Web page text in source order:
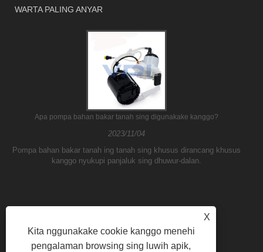
WARTA PALING ANYAR
Apa pompa bahan bakar tanah sing digunakake kanggo?
2023/11/04
Pompa bahan bakar tanah ing tanah sing khusus dirancang khusus
kanggo nyukupi panjaluk sing dhuwur-dalan.
X
Kita nggunakake cookie kanggo menehi
pengalaman browsing sing luwih apik,